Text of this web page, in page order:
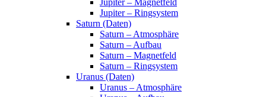
Jupiter – Ringsystem
Saturn (Daten)
Saturn – Atmosphäre
Saturn – Aufbau
Saturn – Magnetfeld
Saturn – Ringsystem
Uranus (Daten)
Uranus – Atmosphäre